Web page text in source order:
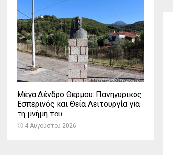
Μέγα Δένδρο Θέρμου: Πανηγυρικός
Εσπερινός και Θεία Λειτουργία για
τη μνήμη του...
4 Αυγούστου 2026